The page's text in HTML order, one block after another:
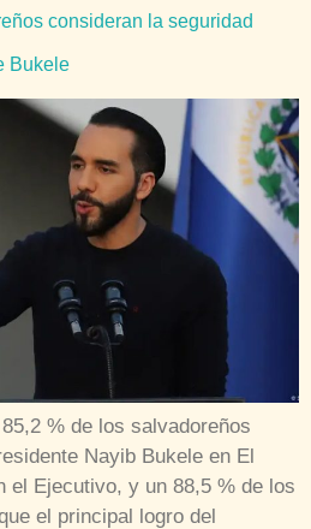
consideran la seguridad
Bukele
% de los salvadoreños
Nayib Bukele en El
el Ejecutivo, y un 88,5 % de los
el principal logro del